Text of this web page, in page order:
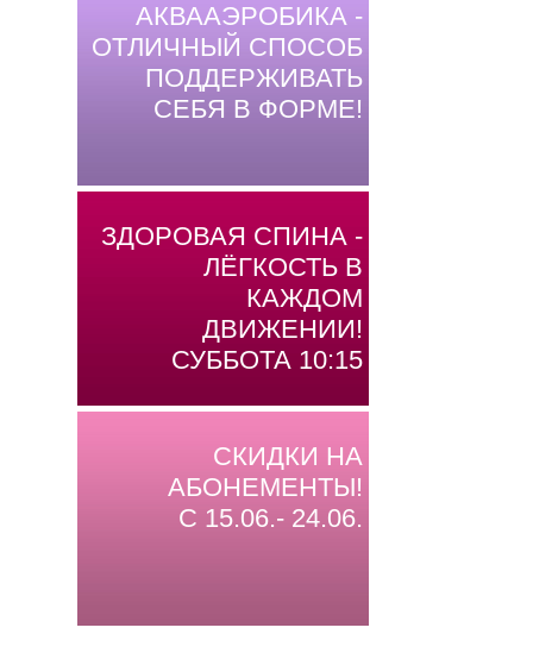
АКВААЭРОБИКА -
ОТЛИЧНЫЙ СПОСОБ
ПОДДЕРЖИВАТЬ
СЕБЯ В ФОРМЕ!
ЗДОРОВАЯ СПИНА -
ЛЁГКОСТЬ В
КАЖДОМ
ДВИЖЕНИИ!
СУББОТА 10:15
СКИДКИ НА
АБОНЕМЕНТЫ!
С 15.06.- 24.06.